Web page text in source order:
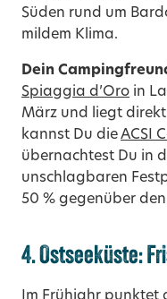
Süden rund um
mildem Klima.
Dein
Spiaggia d’Oro in
März und liegt direkt
kannst Du dieACSI
übernachtest Du in
unschlagbaren
50 % gegenüber
4. Ostseeküste:
Im Frühjahr punktet